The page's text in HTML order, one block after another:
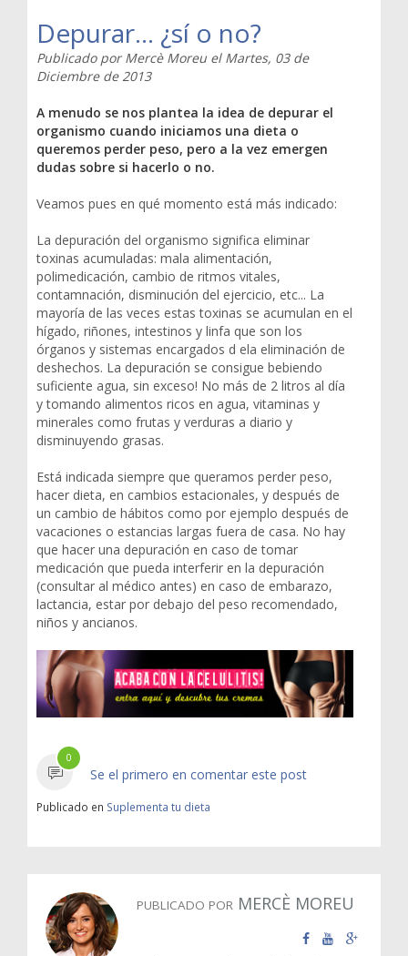
Depurar... ¿sí o no?
Publicado porMercè Moreu el Martes, 03 de
Diciembre de 2013
A menudo se nos plantea la idea de depurar el
organismo cuando iniciamos una dieta o
queremos perder peso, pero a la vez emergen
dudas sobre si hacerlo o no.
Veamos pues en qué momento está más indicado:
La depuración del organismo significa eliminar
toxinas acumuladas: mala alimentación,
polimedicación, cambio de ritmos vitales,
contamnación, disminución del ejercicio, etc... La
mayoría de las veces estas toxinas se acumulan en el
hígado, riñones, intestinos y linfa que son los
órganos y sistemas encargados d ela eliminación de
deshechos. La depuración se consigue bebiendo
suficiente agua, sin exceso! No más de 2 litros al día
y tomando alimentos ricos en agua, vitaminas y
minerales como frutas y verduras a diario y
disminuyendo grasas.
Está indicada siempre que queramos perder peso,
hacer dieta, en cambios estacionales, y después de
un cambio de hábitos como por ejemplo después de
vacaciones o estancias largas fuera de casa. No hay
que hacer una depuración en caso de tomar
medicación que pueda interferir en la depuración
(consultar al médico antes) en caso de embarazo,
lactancia, estar por debajo del peso recomendado,
niños y ancianos.
0
Se el primero en comentar este post
Publicado en Suplementa tu dieta
PUBLICADO POR MERCÈ MOREU